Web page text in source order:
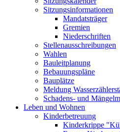
Sitzungsinformationen
Mandatsträger
Gremien
Niederschriften
Stellenausschreibungen
Wahlen
Bauleitplanung
Bebauungspläne
Bauplätze
Meldung
Schadens- und
Leben und Wohnen
Kinderbetreuung
Kinderkrippe